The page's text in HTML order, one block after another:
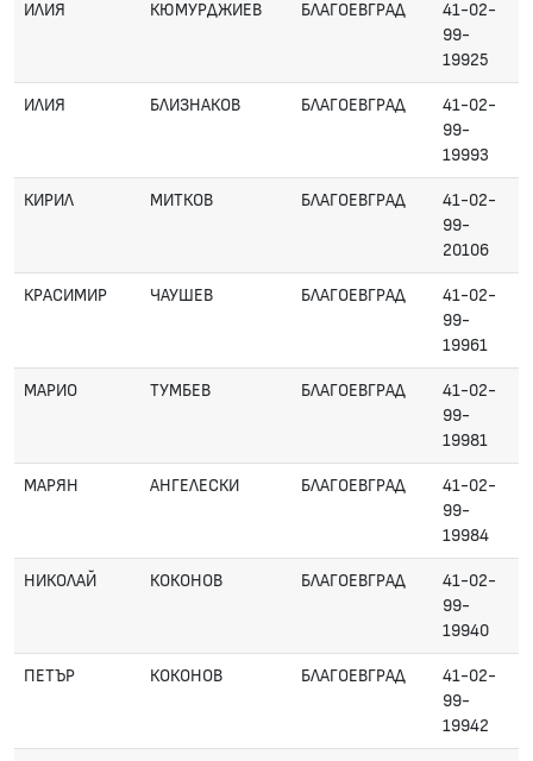
ИЛИЯ КЮМУРДЖИЕВ БЛАГОЕВГРАД
41-02-
99-
19925
ИЛИЯ БЛИЗНАКОВ БЛАГОЕВГРАД
41-02-
99-
19993
КИРИЛ МИТКОВ БЛАГОЕВГРАД
41-02-
99-
20106
КРАСИМИР ЧАУШЕВ БЛАГОЕВГРАД
41-02-
99-
19961
МАРИО ТУМБЕВ БЛАГОЕВГРАД
41-02-
99-
19981
МАРЯН АНГЕЛЕСКИ БЛАГОЕВГРАД
41-02-
99-
19984
НИКОЛАЙ КОКОНОВ БЛАГОЕВГРАД
41-02-
99-
19940
ПЕТЪР КОКОНОВ БЛАГОЕВГРАД
41-02-
99-
19942